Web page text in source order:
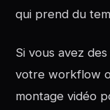
qui prend du
Si vous avez
votre workflow
montage vidéo